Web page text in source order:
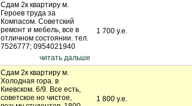
Сдам 2к квартиру м.
Героев труда за
Компасом. Советский
ремонт и мебель, все в
отличном состоянии. тел.
7526777; 0954021940
читать дальше
1 700 у.е.
Сдам 2к квартиру м.
Холодная гора. в
Киевском. 6/9. Все есть,
советское но чистое,
1 800 у.е.